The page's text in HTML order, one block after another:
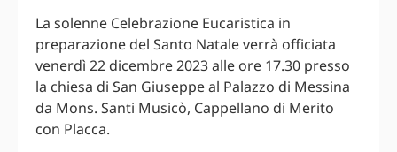
La solenne Celebrazione Eucaristica in
preparazione del Santo Natale verrà officiata
venerdì 22 dicembre 2023 alle ore 17.30 presso
la chiesa di San Giuseppe al Palazzo di Messina
da Mons. Santi Musicò, Cappellano di Merito
con Placca.